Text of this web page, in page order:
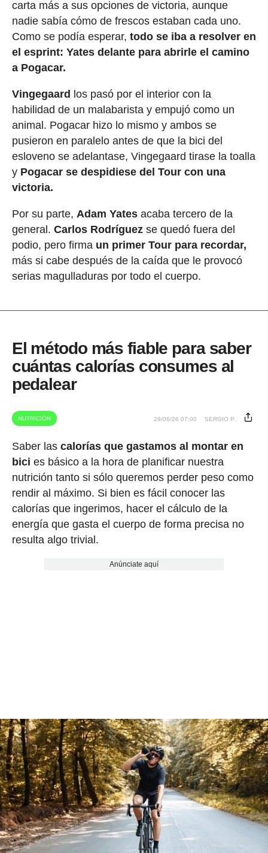
carta más a sus opciones de victoria, aunque
nadie sabía cómo de frescos estaban cada uno.
Como se podía esperar, todo se iba a resolver en
el esprint: Yates delante para abrirle el camino
a Pogacar.
Vingegaard los pasó por el interior con la
habilidad de un malabarista y empujó como un
animal. Pogacar hizo lo mismo y ambos se
pusieron en paralelo antes de que la bici del
esloveno se adelantase, Vingegaard tirase la toalla
y Pogacar se despidiese del Tour con una
victoria.
Por su parte, Adam Yatesacaba tercero de la
general. Carlos Rodríguezse quedó fuera del
podio, pero firma un primer Tour para recordar,
más si cabe después de la caída que le provocó
serias magulladuras por todo el cuerpo.
El método más fiable para saber
cuántas calorías consumes al
pedalear
NUTRICIÓN 29/06/26 07:00 SERGIO P.
Saber las calorías que gastamos al montar en
bici es básico a la hora de planificar nuestra
nutrición tanto si sólo queremos perder peso como
rendir al máximo. Si bien es fácil conocer las
calorías que ingerimos, hacer el cálculo de la
energía que gasta el cuerpo de forma precisa no
resulta algo trivial.
Anúnciate aquí